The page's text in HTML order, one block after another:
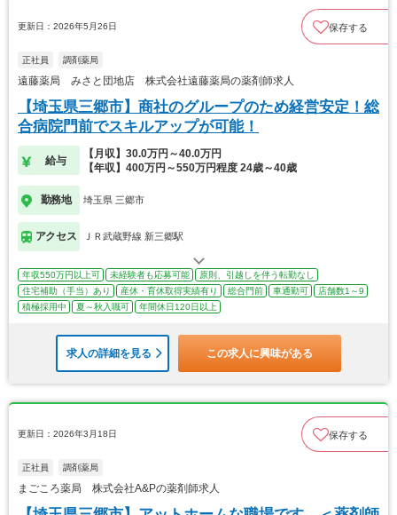
更新日：2026年5月26日 保存する
正社員 調剤薬局
遠藤薬局 みさと団地店 株式会社遠藤薬局の薬剤師求人
【埼玉県三郷市】商社のグループのため経営安定！総
合病院門前でスキルアップが可能！
給与
【月収】30.0万円～40.0万円
【年収】400万円～550万円程度 24歳～40歳
勤務地 埼玉県 三郷市
アクセス ＪＲ武蔵野線 新三郷駅
年収550万円以上可 未経験者も応募可能
原則、引越しを伴う転勤なし
住宅補助（手当）あり
産休・育休取得実績有り 総合門前 車通勤可
店舗数1～9
積極採用中
夏～秋入職可 年間休日120日以上
求人の詳細を見る この求人に興味がある
更新日：2026年3月18日 保存する
正社員 調剤薬局
まごころ薬局 株式会社A&Pの薬剤師求人